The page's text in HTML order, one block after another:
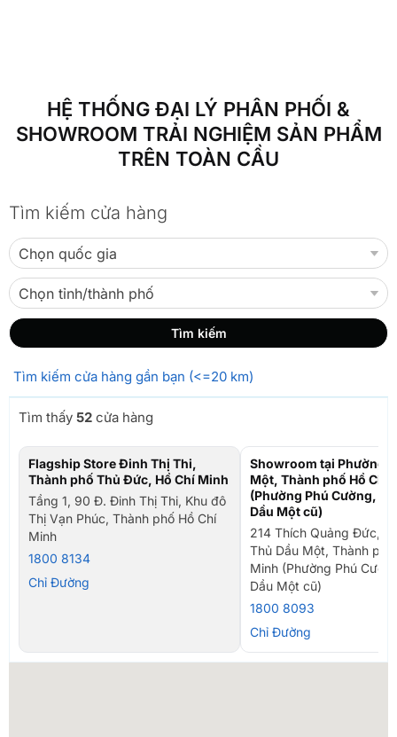
HỆ THỐNG ĐẠI LÝ PHÂN PHỐI &
SHOWROOM TRẢI NGHIỆM SẢN PHẨM
TRÊN TOÀN CẦU
Tìm kiếm cửa hàng
Tìm kiếm cửa hàng gần bạn (<=20 km)
Tìm thấy 52 cửa hàng
Flagship Store Đinh Thị Thi,
Thành phố Thủ Đức, Hồ Chí Minh
Tầng 1, 90 Đ. Đinh Thị Thi, Khu đô
Thị Vạn Phúc, Thành phố Hồ Chí
Minh
1800 8134
Chỉ Đường
Showroom tại Phường
Một, Thành phố Hồ Chí
(Phường Phú Cường,
Dầu Một cũ)
214 Thích Quảng Đức,
Thủ Dầu Một, Thành phố
Minh (Phường Phú
Dầu Một cũ)
1800 8093
Chỉ Đường